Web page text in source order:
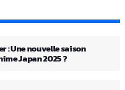
: Une nouvelle saison
Japan 2025 ?